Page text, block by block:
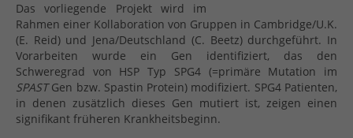
Das vorliegende Projekt wird im
Rahmen einer Kollaboration von Gruppen in Cambridge/U.K.
(E. Reid) und Jena/Deutschland (C. Beetz) durchgeführt. In
Vorarbeiten wurde ein Gen identifiziert, das den
Schweregrad von HSP Typ SPG4 (=primäre Mutation im
SPASTGen bzw. Spastin Protein) modifiziert. SPG4 Patienten,
in denen zusätzlich dieses Gen mutiert ist, zeigen einen
signifikant früheren Krankheitsbeginn.